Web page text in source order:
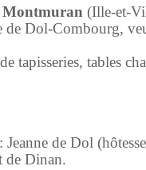
Montmuran (Ille-et-
de Dol-Combourg,
tapisseries, tables
: Jeanne de Dol
de Dinan.